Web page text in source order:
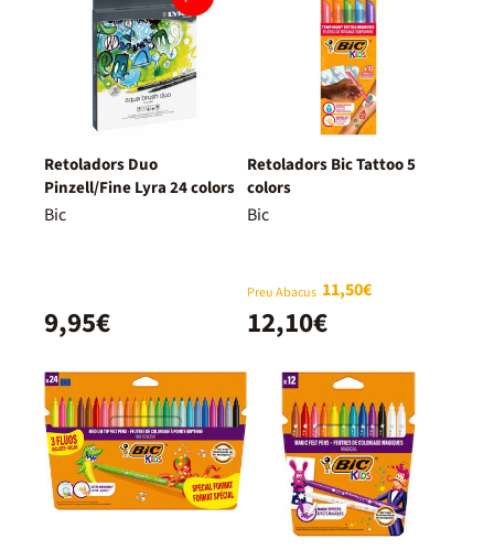
Retoladors Duo
Pinzell/Fine Lyra 24 colors
Bic
9,95€
Retoladors Bic Tattoo 5
colors
Bic
Preu Abacus 11,50€
12,10€